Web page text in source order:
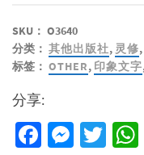
看
见
召
-
重
建
SKU： O3640
分类： 其他出版社, 灵修,
标签： OTHER, 印象文字
分享: